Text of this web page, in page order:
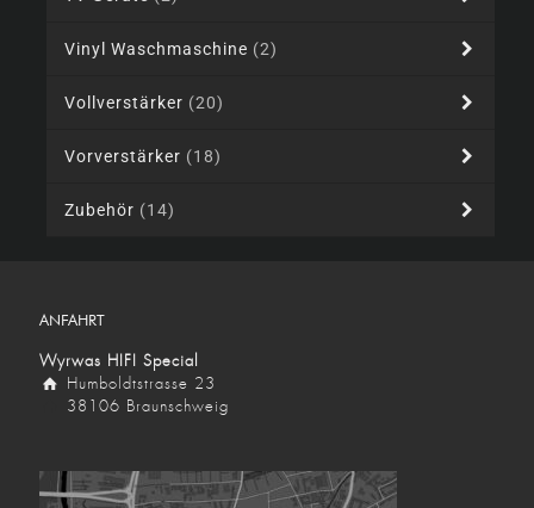
Vinyl Waschmaschine (2)
Vollverstärker (20)
Vorverstärker (18)
Zubehör (14)
ANFAHRT
Wyrwas HIFI Special
Humboldtstrasse 23
38106 Braunschweig